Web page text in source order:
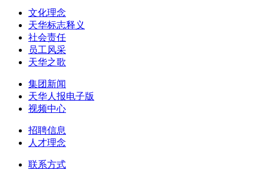
文化理念
天华标志释义
社会责任
员工风采
天华之歌
集团新闻
天华人报电子版
视频中心
招聘信息
人才理念
联系方式